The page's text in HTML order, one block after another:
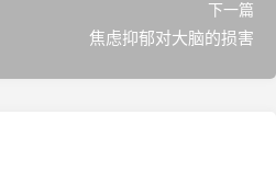
下一篇
焦虑抑郁对大脑的损害